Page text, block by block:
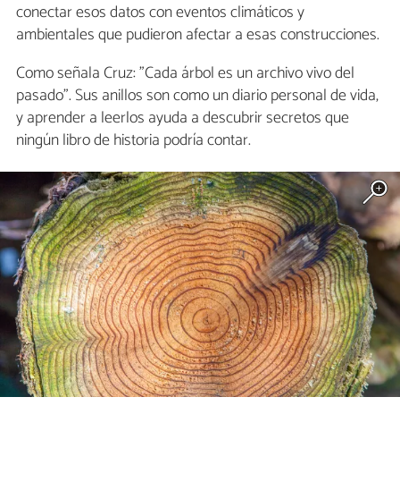
conectar esos datos con eventos climáticos y
ambientales que pudieron afectar a esas construcciones.
Como señala Cruz: "Cada árbol es un archivo vivo del
pasado". Sus anillos son como un diario personal de vida,
y aprender a leerlos ayuda a descubrir secretos que
ningún libro de historia podría contar.